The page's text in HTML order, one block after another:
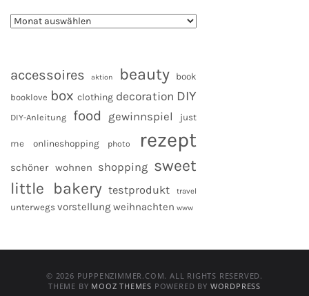
accessoires aktion beauty
book
booklove box clothing decoration DIY
DIY-Anleitung food gewinnspiel just
me onlineshopping photo rezept
schöner wohnen shopping sweet
little bakery testprodukt travel
unterwegs vorstellung weihnachten www
© 2026 PUPPENZIMMER.COM. ALL RIGHTS RESERVED.
THEME BY MOOZ THEMES POWERED BY WORDPRESS